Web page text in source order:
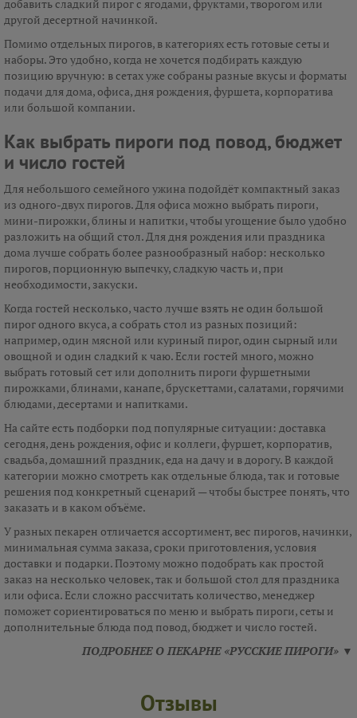
добавить сладкий пирог с ягодами, фруктами, творогом или
другой десертной начинкой.
Помимо отдельных пирогов, в категориях есть готовые сеты и
наборы. Это удобно, когда не хочется подбирать каждую
позицию вручную: в сетах уже собраны разные вкусы и форматы
подачи для дома, офиса, дня рождения, фуршета, корпоратива
или большой компании.
Как выбрать пироги под повод, бюджет
и число гостей
Для небольшого семейного ужина подойдёт компактный заказ
из одного-двух пирогов. Для офиса можно выбрать пироги,
мини-пирожки, блины и напитки, чтобы угощение было удобно
разложить на общий стол. Для дня рождения или праздника
дома лучше собрать более разнообразный набор: несколько
пирогов, порционную выпечку, сладкую часть и, при
необходимости, закуски.
Когда гостей несколько, часто лучше взять не один большой
пирог одного вкуса, а собрать стол из разных позиций:
например, один мясной или куриный пирог, один сырный или
овощной и один сладкий к чаю. Если гостей много, можно
выбрать готовый сет или дополнить пироги фуршетными
пирожками, блинами, канапе, брускеттами, салатами, горячими
блюдами, десертами и напитками.
На сайте есть подборки под популярные ситуации: доставка
сегодня, день рождения, офис и коллеги, фуршет, корпоратив,
свадьба, домашний праздник, еда на дачу и в дорогу. В каждой
категории можно смотреть как отдельные блюда, так и готовые
решения под конкретный сценарий — чтобы быстрее понять, что
заказать и в каком объёме.
У разных пекарен отличается ассортимент, вес пирогов, начинки,
минимальная сумма заказа, сроки приготовления, условия
доставки и подарки. Поэтому можно подобрать как простой
заказ на несколько человек, так и большой стол для праздника
или офиса. Если сложно рассчитать количество, менеджер
поможет сориентироваться по меню и выбрать пироги, сеты и
дополнительные блюда под повод, бюджет и число гостей.
ПОДРОБНЕЕ О ПЕКАРНЕ «РУССКИЕ ПИРОГИ» ▼
Отзывы